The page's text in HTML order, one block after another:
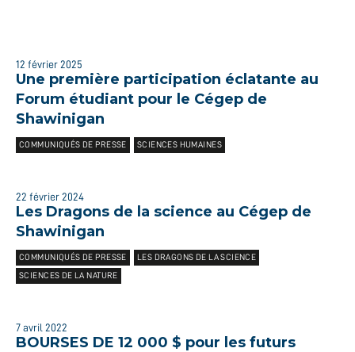
12 février 2025
Une première participation éclatante au
Forum étudiant pour le Cégep de
Shawinigan
COMMUNIQUÉS DE PRESSE SCIENCES HUMAINES
22 février 2024
Les Dragons de la science au Cégep de
Shawinigan
COMMUNIQUÉS DE PRESSE LES DRAGONS DE LA SCIENCE
SCIENCES DE LA NATURE
7 avril 2022
BOURSES DE 12 000 $ pour les futurs